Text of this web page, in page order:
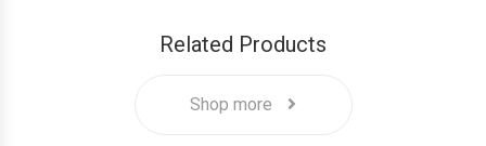
Related Products
Shop more